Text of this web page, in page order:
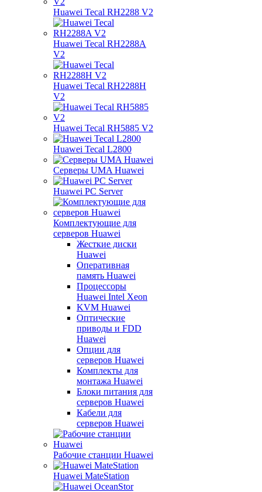
Huawei Tecal RH2288 V2
Huawei Tecal RH2288A
V2
Huawei Tecal RH2288H
V2
Huawei Tecal RH5885 V2
Huawei Tecal L2800
Серверы UMA Huawei
Huawei PC Server
Комплектующие для
серверов Huawei
Жесткие диски
Huawei
Оперативная
память Huawei
Процессоры
Huawei Intel Xeon
KVM Huawei
Оптические
приводы и FDD
Huawei
Опции для
серверов Huawei
Комплекты для
монтажа Huawei
Блоки питания для
серверов Huawei
Кабели для
серверов Huawei
Рабочие станции Huawei
Huawei MateStation